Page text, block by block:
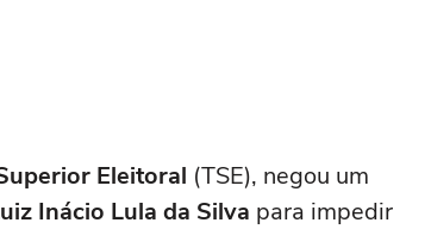
Eleitoral (TSE), negou um
Inácio Lula da Silva para impedir